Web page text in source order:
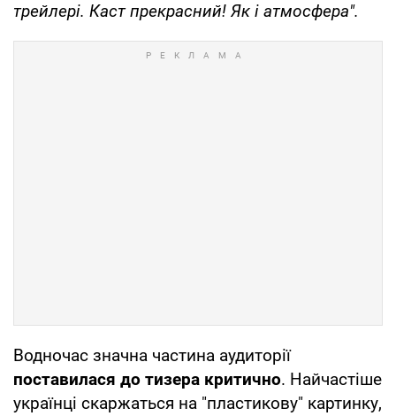
трейлері. Каст прекрасний! Як і атмосфера".
Водночас значна частина аудиторії
поставилася до тизера критично. Найчастіше
українці скаржаться на "пластикову" картинку,